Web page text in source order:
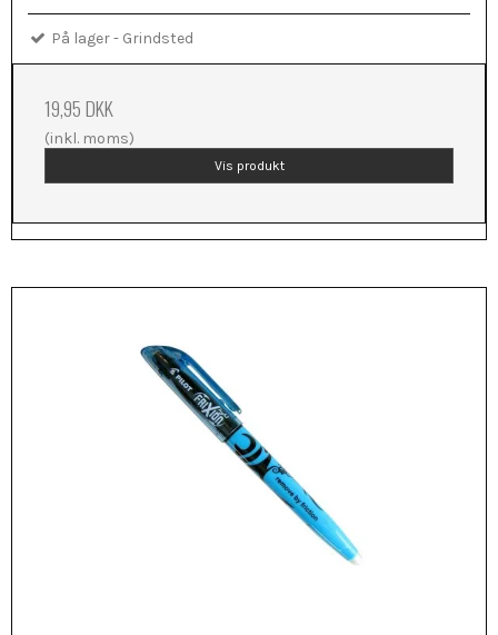
På lager - Grindsted
19,95 DKK
(inkl. moms)
Vis produkt